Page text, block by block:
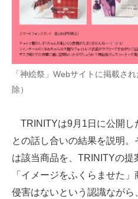
「神絵祭」Webサイトに掲載さ
除）
TRINITYは9月1日に公開し
との話し合いの結果を説明
は該当商品を、TRINITYの提
「イメージをふくらませた
侵害はないという認識なが